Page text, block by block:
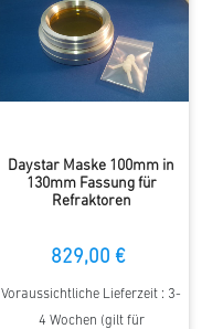
Daystar Maske 100mm in
130mm Fassung für
Refraktoren
829,00 €
Voraussichtliche Lieferzeit : 3-
4 Wochen (gilt für